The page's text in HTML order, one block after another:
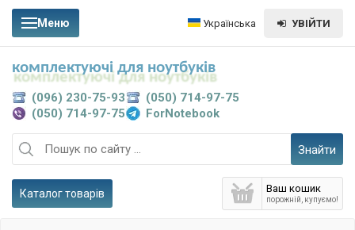
Меню Українська УВІЙТИ
Знайти
Ваш кошик
порожній, купуємо!
Каталог товарів
(096) 230-75-93
(050) 714-97-75
(050) 714-97-75
ForNotebook
комплектуючі для ноутбуків